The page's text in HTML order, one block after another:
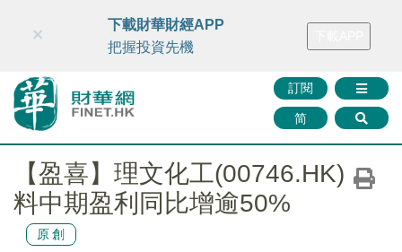
財華智庫網 FINTV FINMETA 財華證券 媒體矩陣
訂閱
简
×
下載財華財經APP
把握投資先機
【盈喜】理文化工(00746.HK)
料中期盈利同比增逾50%
原創